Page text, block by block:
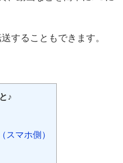
することもできます。
♪
スマホ側）